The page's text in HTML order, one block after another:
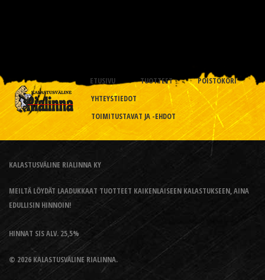
ETUSIVU TUOTTEET
POISTOKORI
YHTEYSTIEDOT
TOIMITUSTAVAT JA -EHDOT
KALASTUSVÄLINE RIALINNA KY
MEILTÄ LÖYDÄT LAADUKKAAT TUOTTEET KAIKENLAISEEN KALASTUKSEEN, AINA
EDULLISIN HINNOIN!
HINNAT SIS ALV. 25,5%
© 2026 KALASTUSVÄLINE RIALINNA.